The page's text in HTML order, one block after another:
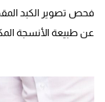
فحص تصوير الكبد
عن طبيعة الأنسجة